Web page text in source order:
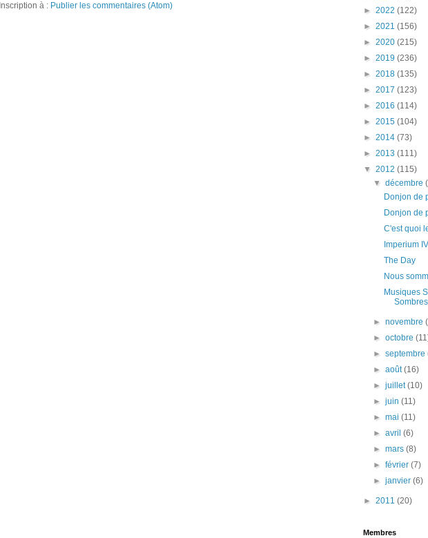
Inscription à : Publier les commentaires (Atom)
► 2022 (122)
► 2021 (156)
► 2020 (215)
► 2019 (236)
► 2018 (135)
► 2017 (123)
► 2016 (114)
► 2015 (104)
► 2014 (73)
► 2013 (111)
▼ 2012 (115)
▼décembre
Donjon de
Donjon de
C'est quoi
Imperium IV
The Day
Nous
Musiques
Sombres
►novembre
►octobre
►septembre
►août(16)
►juillet(10)
►juin(11)
►mai(11)
►avril(6)
►mars(8)
►février(7)
►janvier(6)
► 2011 (20)
Membres